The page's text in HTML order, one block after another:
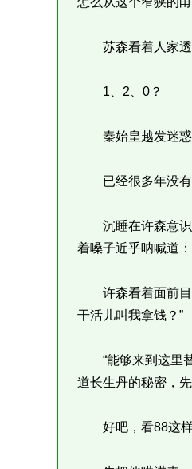
苏森看着人家透
1、2、0？
秦始皇越发迷惑
已经很多年没有
沉睡在许森意识
着嗓子近乎呐喊道
许森看着面前目
干活儿叫我拿钱？”
“能够来到这里替
道长生丹的秘密，
好吧，看88这样